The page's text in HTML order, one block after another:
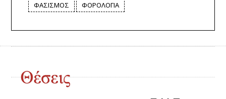
ΦΑΣΙΣΜΟΣ
ΦΟΡΟΛΟΓΙΑ